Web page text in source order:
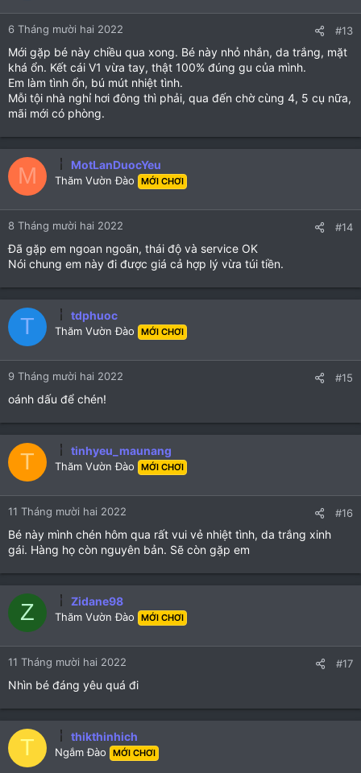
6 Tháng mười hai 2022 #13
Mới gặp bé này chiều qua xong. Bé này nhỏ nhắn, da trắng, mặt
khá ổn. Kết cái V1 vừa tay, thật 100% đúng gu của mình.
Em làm tình ổn, bú mút nhiệt tình.
Mỗi tội nhà nghỉ hơi đông thì phải, qua đến chờ cùng 4, 5 cụ nữa,
mãi mới có phòng.
M MotLanDuocYeu
Thăm Vườn Đào MỚI CHƠI
8 Tháng mười hai 2022 #14
Đã gặp em ngoan ngoãn, thái độ và service OK
Nói chung em này đi được giá cả hợp lý vừa túi tiền.
T tdphuoc
Thăm Vườn Đào MỚI CHƠI
9 Tháng mười hai 2022 #15
oánh dấu để chén!
T tinhyeu_maunang
Thăm Vườn Đào MỚI CHƠI
11 Tháng mười hai 2022 #16
Bé này mình chén hôm qua rất vui vẻ nhiệt tình, da trắng xinh
gái. Hàng họ còn nguyên bản. Sẽ còn gặp em
Z Zidane98
Thăm Vườn Đào MỚI CHƠI
11 Tháng mười hai 2022 #17
Nhìn bé đáng yêu quá đi
T thikthinhich
Ngắm Đào MỚI CHƠI